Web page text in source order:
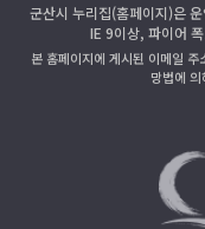
군산시 누리집(홈페이지)은
IE 9이상, 파이어
본 홈페이지에 게시된 이메일
망법에